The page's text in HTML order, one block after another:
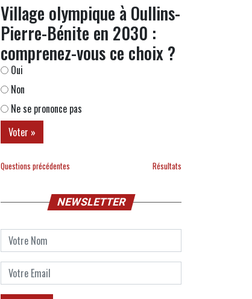
Village olympique à Oullins-
Pierre-Bénite en 2030 :
comprenez-vous ce choix ?
Oui
Non
Ne se prononce pas
Questions précédentes Résultats
NEWSLETTER